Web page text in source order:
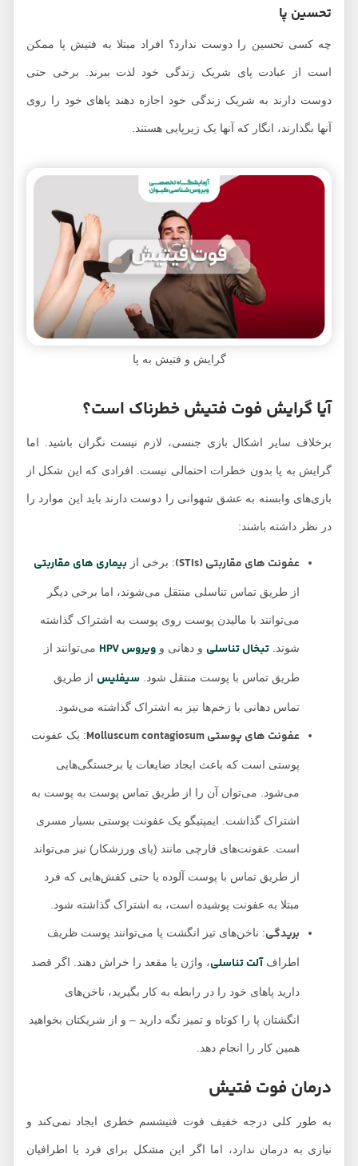
تحسین پا
چه کسی تحسین را دوست ندارد؟ افراد مبتلا به فتیش پا ممکن
است از عبادت پای شریک زندگی خود لذت ببرند. برخی حتی
دوست دارند به شریک زندگی خود اجازه دهند پاهای خود را روی
آنها بگذارند، انگار که آنها یک زیرپایی هستند.
گرایش و فتیش به پا
آیا گرایش فوت فتیش خطرناک است؟
برخلاف سایر اشکال بازی جنسی، لازم نیست نگران باشید. اما
گرایش به پا بدون خطرات احتمالی نیست. افرادی که این شکل از
بازی‌های وابسته به عشق شهوانی را دوست دارند باید این موارد را
در نظر داشته باشند:
عفونت های مقاربتی (STIs) : برخی ازبیماری های مقاربتی
از طریق تماس تناسلی منتقل می‌شوند، اما برخی دیگر
می‌توانند با مالیدن پوست روی پوست به اشتراک گذاشته
شوند.تبخال تناسلیو دهانی وویروس HPV می‌توانند از
طریق تماس با پوست منتقل شود.سیفلیساز طریق
تماس دهانی با زخم‌ها نیز به اشتراک گذاشته می‌شود.
عفونت های پوستی Molluscum contagiosum : یک عفونت
پوستی است که باعث ایجاد ضایعات یا برجستگی‌هایی
می‌شود. می‌توان آن را از طریق تماس پوست به پوست به
اشتراک گذاشت. ایمپتیگو یک عفونت پوستی بسیار مسری
است. عفونت‌های قارچی مانند (پای ورزشکار) نیز می‌تواند
از طریق تماس با پوست آلوده یا حتی کفش‌هایی که فرد
مبتلا به عفونت پوشیده است، به اشتراک گذاشته شود.
بریدگی: ناخن‌های تیز انگشت پا می‌توانند پوست ظریف
اطرافآلت تناسلی، واژن یا مقعد را خراش دهند. اگر قصد
دارید پاهای خود را در رابطه به کار بگیرید، ناخن‌های
انگشتان پا را کوتاه و تمیز نگه دارید – و از شریکتان بخواهید
همین کار را انجام دهد.
درمان فوت فتیش
به طور کلی درجه خفیف فوت فتیشسم خطری ایجاد نمی‌کند و
نیازی به درمان ندارد، اما اگر این مشکل برای فرد یا اطرافیان